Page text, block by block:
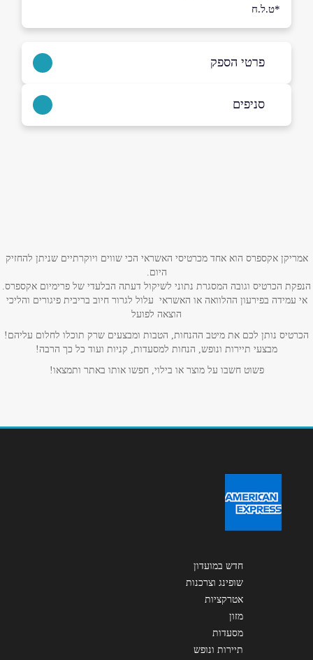
*ט.ל.ח
פרטי הספק
באתר בפייסבוק
אימייל*
נושא*
אנא חזרו אלי בקשר ל...
סניפים
אמריקן אקספרס הוא אחד מכרטיסי האשראי הכי שווים ויוקרתיים שניתן להחזיק
היום.
הנפקת הכרטיס וגובה המסגרת נתוני לשיקול דעתה הבלעדי של פרימיום אקספרס.
אי עמידה בפירעון ההלוואה או האשראי עלול לגרור חיוב בריבית פיגורים והליכי
הוצאה לפועל
הכרטיס נותן לכם את מיטב ההנחות, הטבות ומבצעים שרק תוכלו לחלום עליהם!
מבצעי תיירות ונופש, הנחות למסעדות, קניות ועוד כל כך הרבה!
פשוט חשבו על מוצר או בילוי, חפשו אותו באתר ותמצאו!
חדש במועדון
שופינג וצרכנות
אטרקציות
מזון
מסעדות
תיירות ונופש